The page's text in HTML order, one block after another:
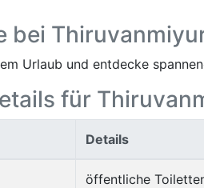
bei
Urlaub und entdecke
für
Details
öffentliche